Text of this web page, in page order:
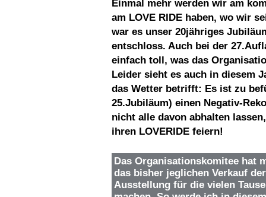
Einmal mehr werden wir am
am LOVE RIDE haben, wo wir
war es unser 20jähriges
entschloss. Auch bei der
einfach toll, was das
Leider sieht es auch in diesem
das Wetter betrifft: Es ist zu
25.Jubiläum) einen Negativ-
nicht alle davon abhalten
ihren LOVERIDE feiern!
Das Organisationskomitee hat
das bisher jeglichen Verkauf
Ausstellung für die vielen